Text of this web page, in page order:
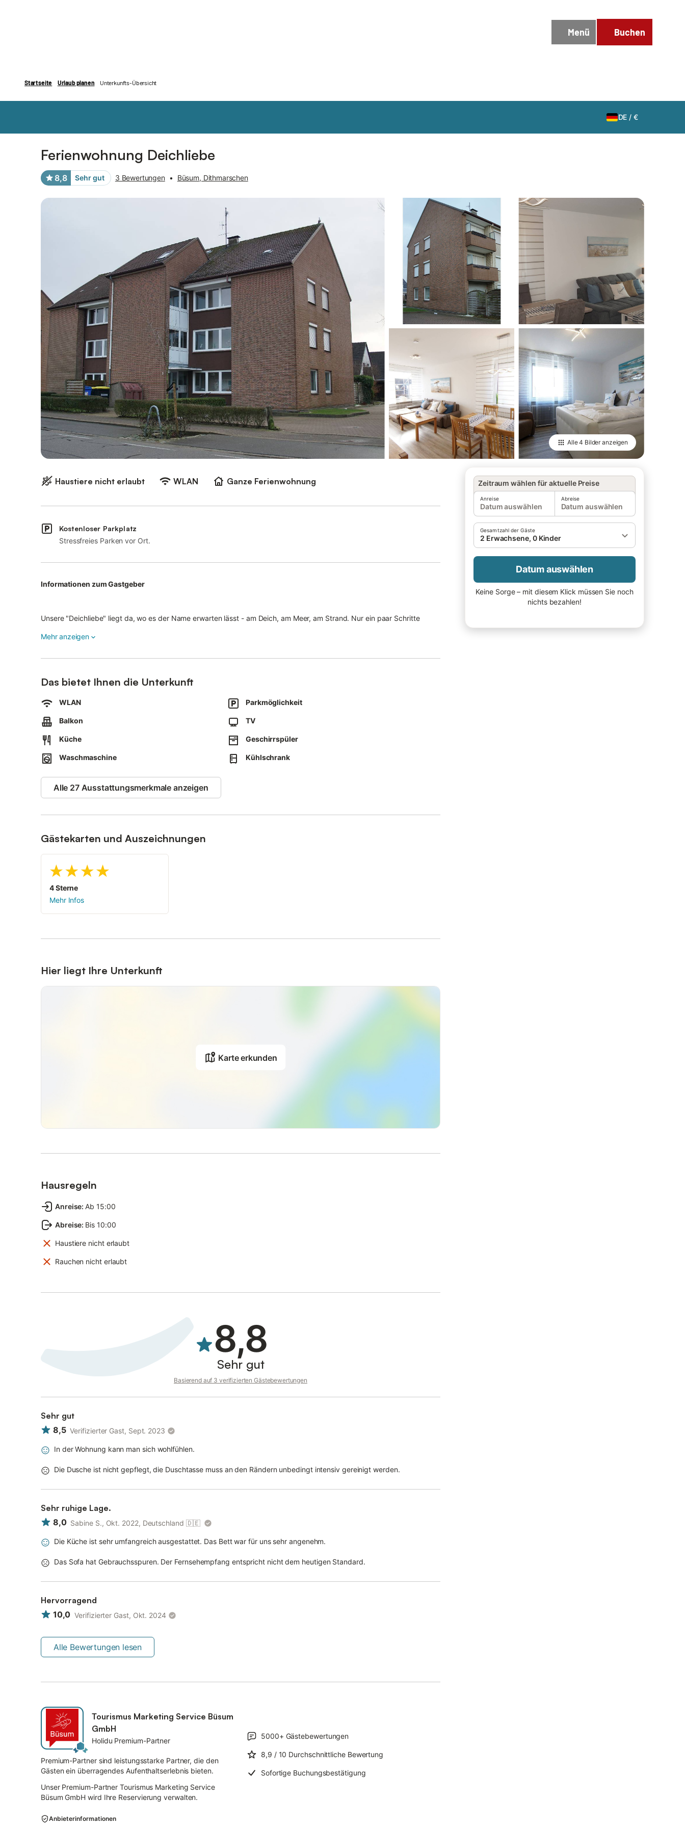
DE /€
Ferienwohnung Deichliebe
8,8 Sehr gut 3 Bewertungen • Büsum, Dithmarschen
Alle4 Bilderanzeigen
Haustiere nicht erlaubt WLAN Ganze Ferienwohnung Zeitraum wählen für aktuelle Preise
Anreise
Datum auswählen
Abreise
Datum auswählen
Gesamtzahl der Gäste
2 Erwachsene, 0 Kinder
Datum auswählen
Keine Sorge – mit diesem Klick müssen Sie noch
nichts bezahlen!
Kostenloser Parkplatz
Stressfreies Parken vor Ort.
Informationen zum Gastgeber
Unsere "Deichliebe" liegt da, wo es der Name erwarten lässt - am Deich, am Meer, am Strand. Nur ein paar Schritte
das Weltkulturerbe der UNESCO erkunden – das Wattenmeer.
Anreisebeschreibung
Mit dem Auto fahren Sie ab Hamburg durch den Elbtunnel, dann auf der A23 (Richtung Husum) über Itzehoe Richtung
Mehr anzeigen
Das bietet Ihnen die Unterkunft
WLAN Parkmöglichkeit
Balkon TV
Küche Geschirrspüler
Waschmaschine Kühlschrank
Alle 27 Ausstattungsmerkmale anzeigen
Gästekarten und Auszeichnungen
4 Sterne
Mehr Infos
Hier liegt Ihre Unterkunft
Karte erkunden
Hausregeln
Anreise: Ab 15:00
Abreise: Bis 10:00
Haustiere nicht erlaubt
Rauchen nicht erlaubt
8,8
Sehr gut
Basierend auf 3 verifizierten Gästebewertungen
Sehr gut
8,5 Verifizierter Gast, Sept. 2023
In der Wohnung kann man sich wohlfühlen.
Die Dusche ist nicht gepflegt, die Duschtasse muss an den Rändern unbedingt intensiv gereinigt werden.
Sehr ruhige Lage.
8,0 Sabine S., Okt. 2022, Deutschland 🇩🇪
Die Küche ist sehr umfangreich ausgestattet. Das Bett war für uns sehr angenehm.
Das Sofa hat Gebrauchsspuren. Der Fernsehempfang entspricht nicht dem heutigen Standard.
Hervorragend
10,0 Verifizierter Gast, Okt. 2024
Alle Bewertungen lesen
Tourismus Marketing Service Büsum
GmbH
Holidu Premium-Partner
Premium-Partner sind leistungsstarke Partner, die den
Gästen ein überragendes Aufenthaltserlebnis bieten.
Unser Premium-Partner Tourismus Marketing Service
Büsum GmbH wird Ihre Reservierung verwalten.
5000+ Gästebewertungen
8,9 / 10 Durchschnittliche Bewertung
Sofortige Buchungsbestätigung
Anbieterinformationen